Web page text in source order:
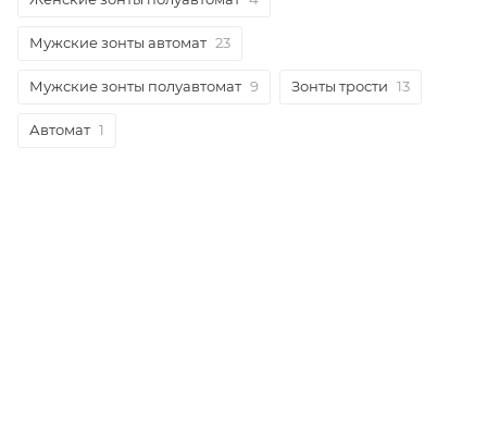
Мужские зонты автомат 23
Мужские зонты полуавтомат 9 Зонты трости 13
Автомат 1